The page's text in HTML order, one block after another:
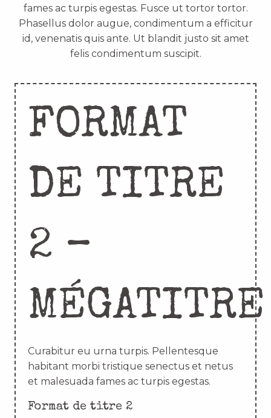
fames ac turpis egestas. Fusce ut tortor tortor.
Phasellus dolor augue, condimentum a efficitur
id, venenatis quis ante. Ut blandit justo sit amet
felis condimentum suscipit.
FORMAT
DE TITRE
2 –
MÉGATITRE
Curabitur eu urna turpis. Pellentesque
habitant morbi tristique senectus et netus
et malesuada fames ac turpis egestas.
Format de titre 2